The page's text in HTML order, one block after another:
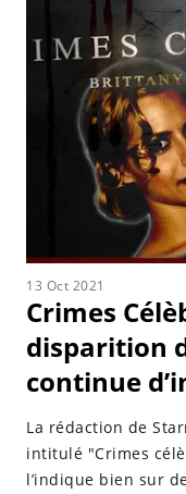
13 Oct 2021
Crimes
disparition
continue
La rédaction de
intitulé "Crimes
l’indique bien sur